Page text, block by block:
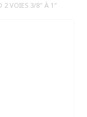
2 VOIES 3/8″ À 1″